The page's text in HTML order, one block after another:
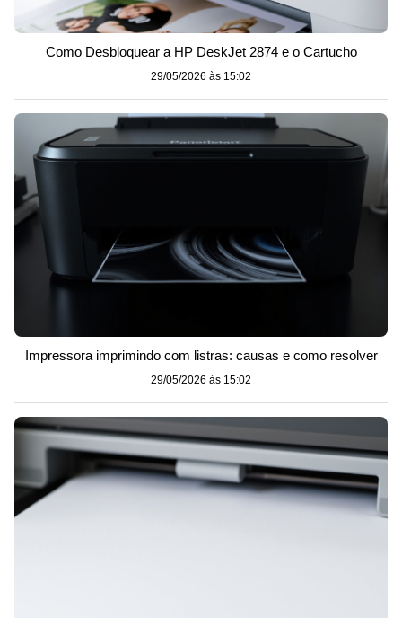
Como Desbloquear a HP DeskJet 2874 e o Cartucho
29/05/2026 às 15:02
Impressora imprimindo com listras: causas e como resolver
29/05/2026 às 15:02